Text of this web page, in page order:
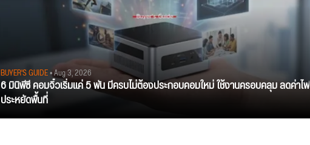
BUYER'S GUIDE• Aug 3, 2026
6 มินิพีซี คอมจิ๋วเริ่มแค่ 5 พัน มีครบไม่ต้องประกอบคอมใหม่ ใช้งานครอบคลุม ลดค่าไฟ
ประหยัดพื้นที่